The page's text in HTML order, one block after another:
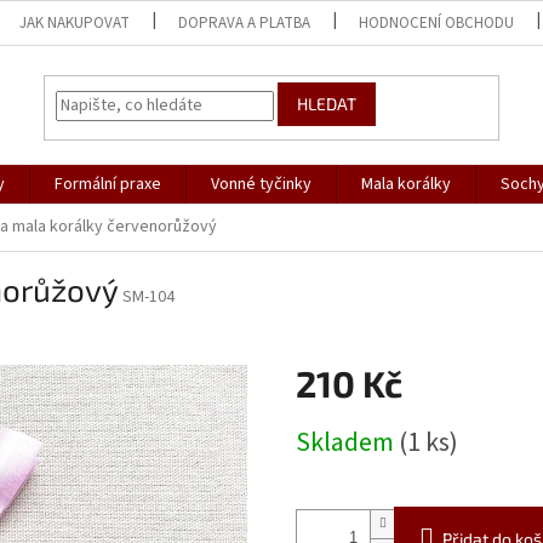
JAK NAKUPOVAT DOPRAVA A PLATBA HODNOCENÍ OBCHODU
HLEDAT
Formální praxe Vonné tyčinky Mala korálky
mala korálky červenorůžový
SM-104
210 Kč
cena:
Skladem (1 ks)